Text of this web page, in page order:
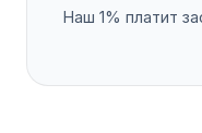
Наш 1% платит